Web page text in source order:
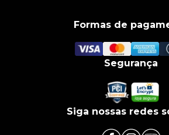
Formas de
Segurança
Siga nossas redes